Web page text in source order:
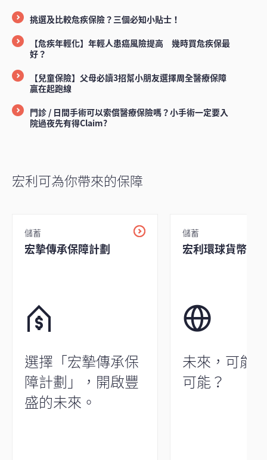
挑選及比較危疾保險？三個必知小貼士！
【危疾年輕化】年輕人患癌風險提高 幾時買危疾保最
好？
【兒童保險】父母必讀3招幫小朋友選擇周全醫療保障
贏在起跑線
門診 / 日間手術可以索償醫療保險嗎？小手術一定要入
院過夜先有得Claim?
宏利可為你帶來的保障
儲蓄
宏摯傳承保障計劃
選擇「宏摯傳承保
障計劃」，開啟豐
盛的未來。
儲蓄
宏利環球貨幣保
未來，可能
可能？